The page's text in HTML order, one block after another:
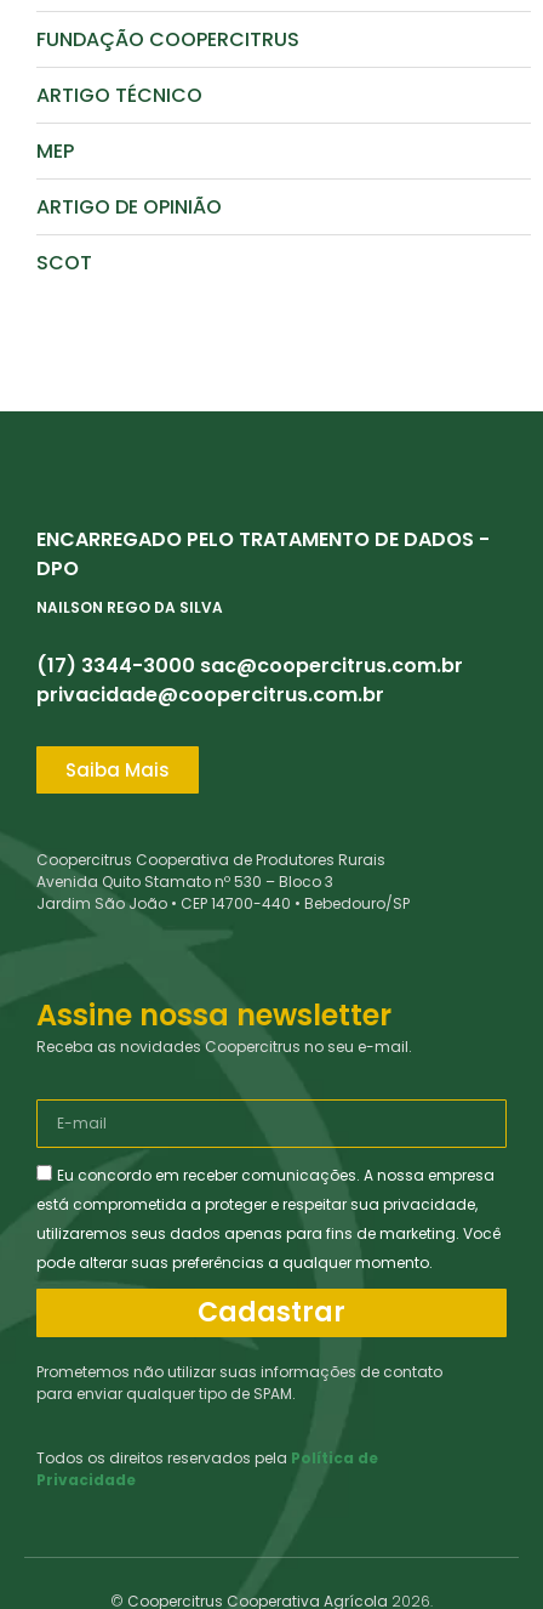
FUNDAÇÃO COOPERCITRUS
ARTIGO TÉCNICO
MEP
ARTIGO DE OPINIÃO
SCOT
ENCARREGADO PELO TRATAMENTO DE DADOS -
DPO
NAILSON REGO DA SILVA
(17) 3344-3000 sac@coopercitrus.com.br
privacidade@coopercitrus.com.br
Saiba Mais
Coopercitrus Cooperativa de Produtores Rurais
Avenida Quito Stamato nº 530 – Bloco 3
Jardim São João • CEP 14700-440 • Bebedouro/SP
Assine nossa newsletter
Receba as novidades Coopercitrus no seu e-mail.
Eu concordo em receber comunicações. A nossa empresa
está comprometida a proteger e respeitar sua privacidade,
utilizaremos seus dados apenas para fins de marketing. Você
pode alterar suas preferências a qualquer momento.
Cadastrar
Prometemos não utilizar suas informações de contato
para enviar qualquer tipo de SPAM.
Todos os direitos reservados pela Política de
Privacidade
© Coopercitrus Cooperativa Agrícola 2026.